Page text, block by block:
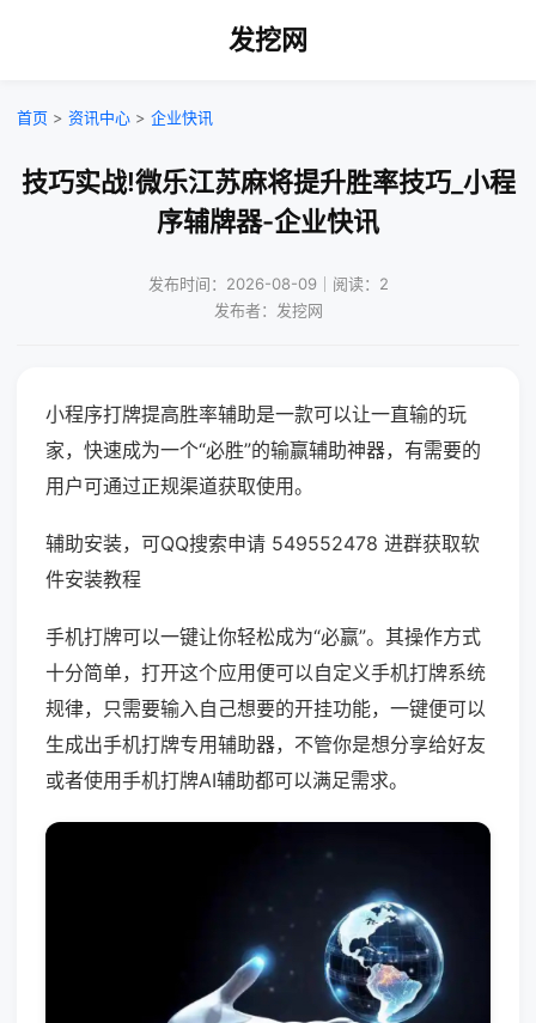
发挖网
首页 > 资讯中心 > 企业快讯
技巧实战!微乐江苏麻将提升胜率技巧_小程
序辅牌器-企业快讯
发布时间：2026-08-09｜阅读：2
发布者：发挖网
小程序打牌提高胜率辅助是一款可以让一直输的玩
家，快速成为一个“必胜”的输赢辅助神器，有需要的
用户可通过正规渠道获取使用。
辅助安装，可QQ搜索申请 549552478 进群获取软
件安装教程
手机打牌可以一键让你轻松成为“必赢”。其操作方式
十分简单，打开这个应用便可以自定义手机打牌系统
规律，只需要输入自己想要的开挂功能，一键便可以
生成出手机打牌专用辅助器，不管你是想分享给好友
或者使用手机打牌AI辅助都可以满足需求。